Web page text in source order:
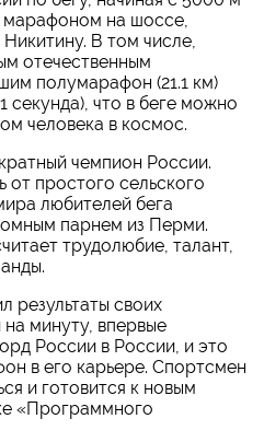
марафоном на шоссе,
В том числе,
отечественным
полумарафон (21.1 км)
секунда), что в беге можно
человека в космос.
чемпион России.
от простого сельского
любителей бега
парнем из Перми.
трудолюбие, талант,
результаты своих
минуту, впервые
России в России, и это
в его карьере. Спортсмен
и готовится к новым
«Программного